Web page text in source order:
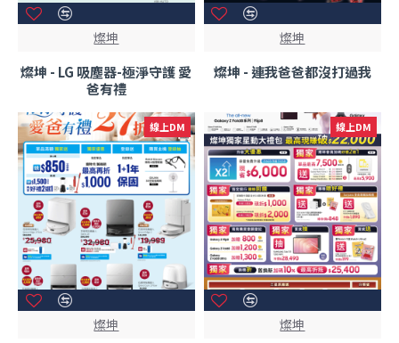
燦坤
燦坤 - LG 吸塵器-極淨守護 愛
爸有禮
燦坤
燦坤 - 連我爸爸都沒打過我
線上DM
燦坤
線上DM
燦坤